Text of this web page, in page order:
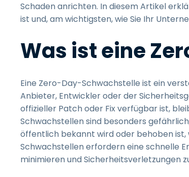
Schaden anrichten. In diesem Artikel
ist und, am wichtigsten, wie Sie Ihr
Was ist eine
Eine Zero-Day-Schwachstelle ist ein
Anbieter, Entwickler oder der
offizieller Patch oder Fix verfügbar ist,
Schwachstellen sind besonders
öffentlich bekannt wird oder behoben
Schwachstellen erfordern eine schnelle
minimieren und Sicherheitsverletzungen